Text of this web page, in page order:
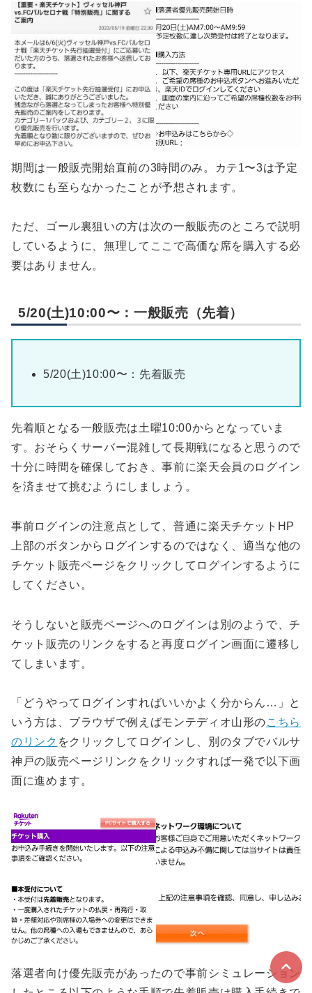
期間は一般販売開始直前の3時間のみ。カテ1〜3は予定
枚数にも至らなかったことが予想されます。
ただ、ゴール裏狙いの方は次の一般販売のところで説明
しているように、無理してここで高価な席を購入する必
要はありません。
5/20(土)10:00〜：一般販売（先着）
5/20(土)10:00〜：先着販売
先着順となる一般販売は土曜10:00からとなっていま
す。おそらくサーバー混雑して長期戦になると思うので
十分に時間を確保しておき、事前に楽天会員のログイン
を済ませて挑むようにしましょう。
事前ログインの注意点として、普通に楽天チケットHP
上部のボタンからログインするのではなく、適当な他の
チケット販売ページをクリックしてログインするように
してください。
そうしないと販売ページへのログインは別のようで、チ
ケット販売のリンクをすると再度ログイン画面に遷移し
てしまいます。
「どうやってログインすればいいかよく分からん…」と
いう方は、ブラウザで例えばモンテディオ山形のこちら
のリンク をクリックしてログインし、別のタブでバルサ
神戸の販売ページリンクをクリックすれば一発で以下画
面に進めます。
落選者向け優先販売があったので事前シミュレーション